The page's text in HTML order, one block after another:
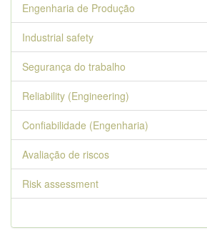
Engenharia de Produção
Industrial safety
Segurança do trabalho
Reliability (Engineering)
Confiabilidade (Engenharia)
Avaliação de riscos
Risk assessment